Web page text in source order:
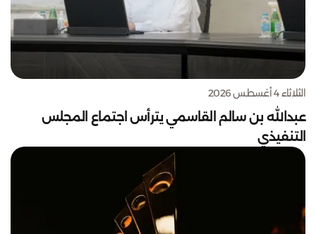
الثلاثاء 4 أغسطس 2026
عبدالله بن سالم القاسمي يترأس اجتماع المجلس
التنفيذي